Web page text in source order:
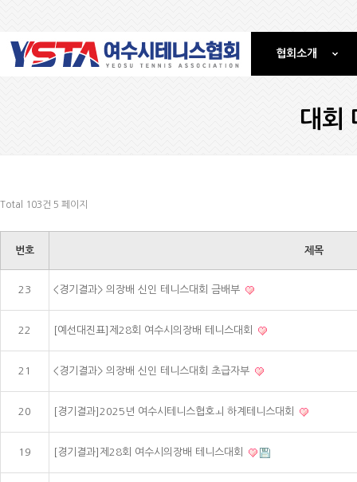
협회소개
대회
Total 103건 5 페이지
번호 제목
23 <경기결과> 의장배 신인 테니스대회 금배부
22 [예선대진표]제28회 여수시의장배 테니스대회
21 <경기결과> 의장배 신인 테니스대회 초급자부
20 [경기결과]2025년 여수시테니스협호ㅚ 하계테니스대회
19 [경기결과]제28회 여수시의장배 테니스대회